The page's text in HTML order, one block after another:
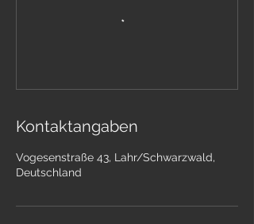
Kontaktangaben
Vogesenstraße 43, Lahr/Schwarzwald,
Deutschland